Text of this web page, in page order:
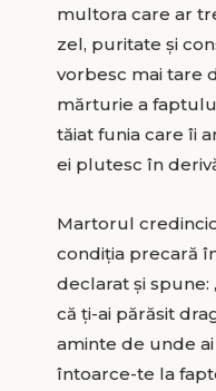
multora care ar
zel, puritate și
vorbesc mai tare
mărturie a
tăiat funia care îi
ei plutesc în
Martorul
condiția precară
declarat și spune:
că ți-ai părăsit
aminte de unde
întoarce-te la